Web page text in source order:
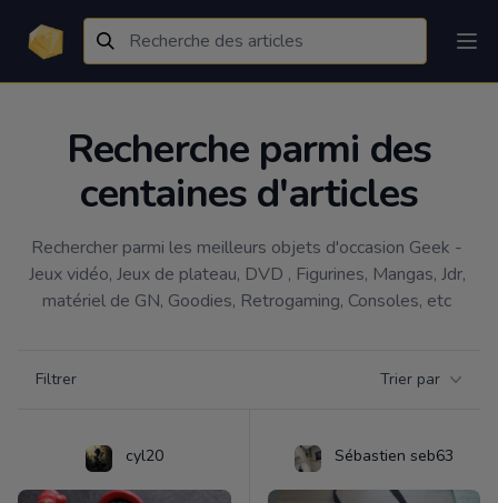
Recherche parmi des
centaines d'articles
Rechercher parmi les meilleurs objets d'occasion Geek -
Jeux vidéo, Jeux de plateau, DVD , Figurines, Mangas, Jdr,
matériel de GN, Goodies, Retrogaming, Consoles, etc
Filtrer Trier par
cyl20 Sébastien seb63